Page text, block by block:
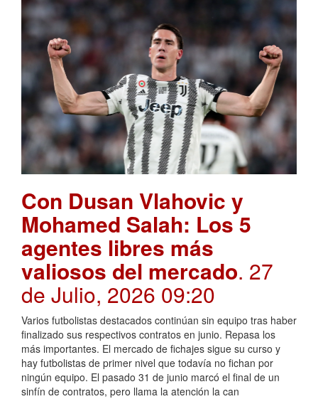
Con Dusan Vlahovic y
Mohamed Salah: Los 5
agentes libres más
valiosos del mercado. 27
de Julio, 2026 09:20
Varios futbolistas destacados continúan sin equipo tras haber
finalizado sus respectivos contratos en junio. Repasa los
más importantes. El mercado de fichajes sigue su curso y
hay futbolistas de primer nivel que todavía no fichan por
ningún equipo. El pasado 31 de junio marcó el final de un
sinfín de contratos, pero llama la atención la can